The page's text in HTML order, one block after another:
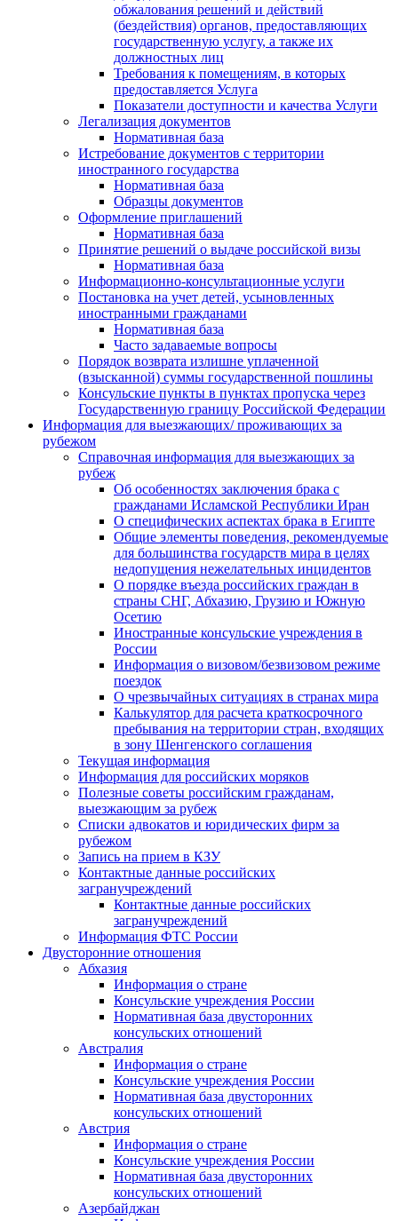
обжалования решений и действий
(бездействия) органов, предоставляющих
государственную услугу, а также их
должностных лиц
Требования к помещениям, в которых
предоставляется Услуга
Показатели доступности и качества Услуги
Легализация документов
Нормативная база
Истребование документов с территории
иностранного государства
Нормативная база
Образцы документов
Оформление приглашений
Нормативная база
Принятие решений о выдаче российской визы
Нормативная база
Информационно-консультационные услуги
Постановка на учет детей, усыновленных
иностранными гражданами
Нормативная база
Часто задаваемые вопросы
Порядок возврата излишне уплаченной
(взысканной) суммы государственной пошлины
Консульские пункты в пунктах пропуска через
Государственную границу Российской Федерации
Информация для выезжающих/ проживающих за
рубежом
Справочная информация для выезжающих за
рубеж
Об особенностях заключения брака с
гражданами Исламской Республики Иран
О специфических аспектах брака в Египте
Общие элементы поведения, рекомендуемые
для большинства государств мира в целях
недопущения нежелательных инцидентов
О порядке въезда российских граждан в
страны СНГ, Абхазию, Грузию и Южную
Осетию
Иностранные консульские учреждения в
России
Информация о визовом/безвизовом режиме
поездок
О чрезвычайных ситуациях в странах мира
Калькулятор для расчета краткосрочного
пребывания на территории стран, входящих
в зону Шенгенского соглашения
Текущая информация
Информация для российских моряков
Полезные советы российским гражданам,
выезжающим за рубеж
Списки адвокатов и юридических фирм за
рубежом
Запись на прием в КЗУ
Контактные данные российских
загранучреждений
Контактные данные российских
загранучреждений
Информация ФТС России
Двусторонние отношения
Абхазия
Информация о стране
Консульские учреждения России
Нормативная база двусторонних
консульских отношений
Австралия
Информация о стране
Консульские учреждения России
Нормативная база двусторонних
консульских отношений
Австрия
Информация о стране
Консульские учреждения России
Нормативная база двусторонних
консульских отношений
Азербайджан